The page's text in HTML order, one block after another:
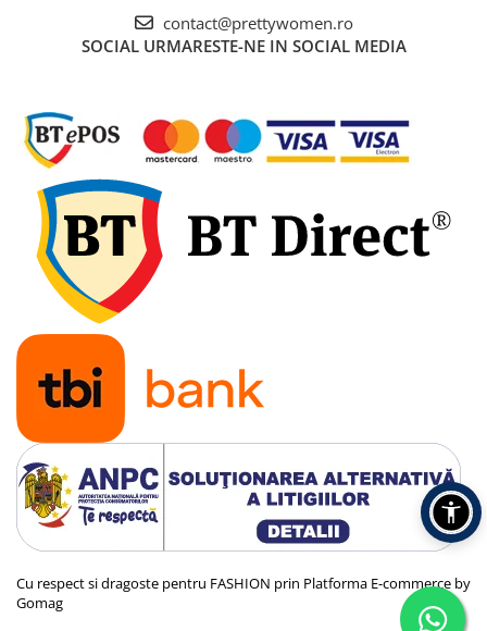
contact@prettywomen.ro
SOCIAL URMARESTE-NE IN SOCIAL MEDIA
Cu respect si dragoste pentru FASHION prin Platforma E-commerce by
Gomag